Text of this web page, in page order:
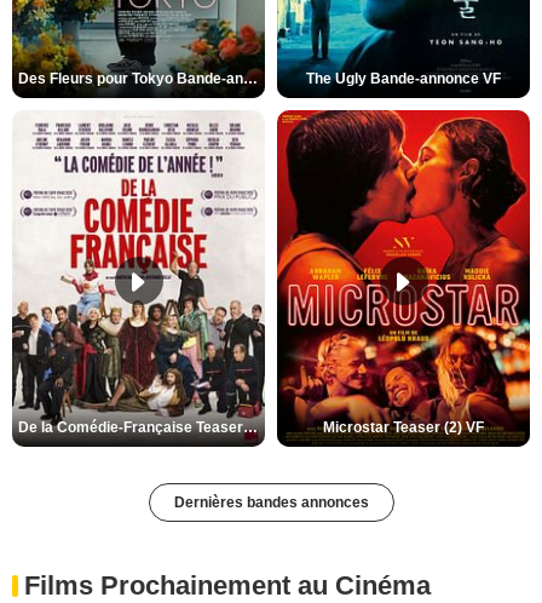
Des Fleurs pour Tokyo Bande-annonce VO STFR The Ugly Bande-annonce VF
De la Comédie-Française Teaser (3) VF Microstar Teaser (2) VF
Dernières bandes annonces
Films Prochainement au Cinéma